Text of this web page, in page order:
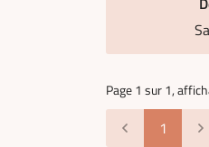
Page 1 sur 1,
1